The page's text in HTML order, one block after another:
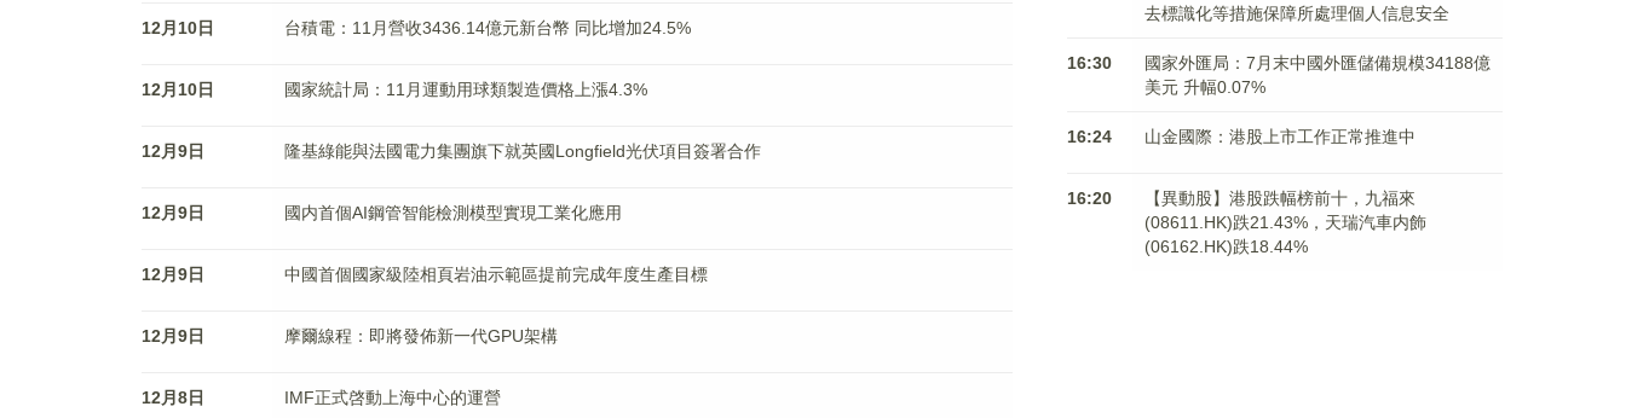
12月10日 台積電：11月營收3436.14億元新台幣 同比增加24.5%
12月10日 國家統計局：11月運動用球類製造價格上漲4.3%
12月9日 隆基綠能與法國電力集團旗下就英國Longfield光伏項目簽署合作
12月9日 國内首個AI鋼管智能檢測模型實現工業化應用
12月9日 中國首個國家級陸相頁岩油示範區提前完成年度生產目標
12月9日 摩爾線程：即將發佈新一代GPU架構
12月8日 IMF正式啓動上海中心的運營
去標識化等措施保障所處理個人信息安全
16:30
國家外匯局：7月末中國外匯儲備規模34188億
美元 升幅0.07%
16:24 山金國際：港股上市工作正常推進中
16:20
【異動股】港股跌幅榜前十，九福來
(08611.HK)跌21.43%，天瑞汽車内飾
(06162.HK)跌18.44%